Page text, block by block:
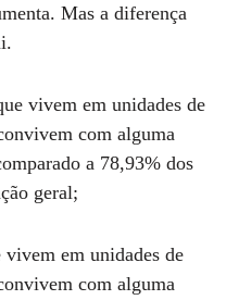
Mas a diferença
vivem em unidades de
com alguma
a 78,93% dos
geral;
em unidades de
com alguma